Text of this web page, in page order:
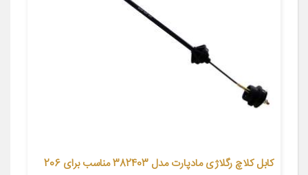
کابل کلاچ رگلاژی مادپارت مدل 382403 مناسب برای 206